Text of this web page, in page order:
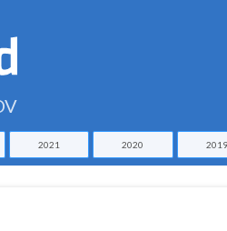
2021 2020 2019